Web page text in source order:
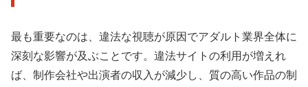
最も重要なのは、違法な視聴が原因でアダルト業界全体に
深刻な影響が及ぶことです。違法サイトの利用が増えれ
ば、制作会社や出演者の収入が減少し、質の高い作品の制